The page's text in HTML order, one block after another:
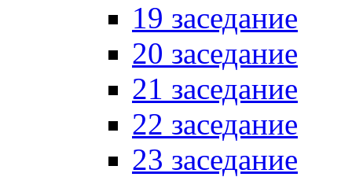
19 заседание
20 заседание
21 заседание
22 заседание
23 заседание